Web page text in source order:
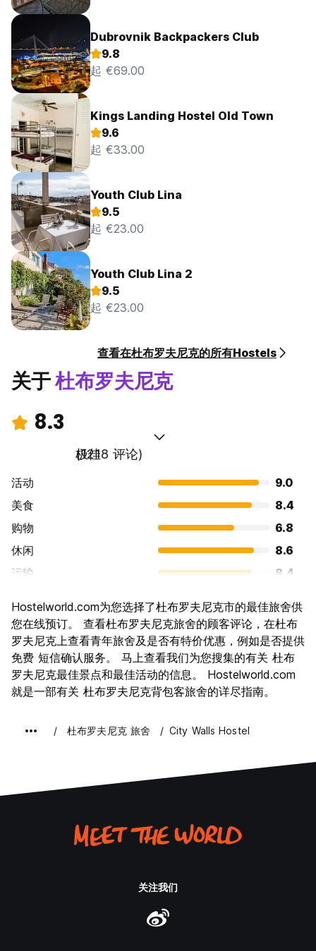
Dubrovnik Backpackers Club
9.8
起 €69.00
Kings Landing Hostel Old Town
9.6
起 €33.00
Youth Club Lina
9.5
起 €23.00
Youth Club Lina 2
9.5
起 €23.00
查看在杜布罗夫尼克的所有Hostels
关于杜布罗夫尼克
8.3
极佳
(1218 评论)
活动
9.0
美食
8.4
购物
6.8
休闲
8.6
运输
8.4
文化
9.3
夜生活
7.4
物有所值
7.5
Hostelworld.com为您选择了杜布罗夫尼克市的最佳旅舍供
您在线预订。 查看杜布罗夫尼克旅舍的顾客评论，在杜布
罗夫尼克上查看青年旅舍及是否有特价优惠，例如是否提供
免费 短信确认服务。 马上查看我们为您搜集的有关 杜布
罗夫尼克最佳景点和最佳活动的信息。 Hostelworld.com
就是一部有关 杜布罗夫尼克背包客旅舍的详尽指南。
杜布罗夫尼克 旅舍 City Walls Hostel
关注我们